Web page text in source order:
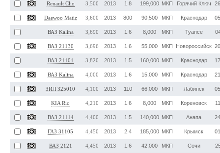
Renault Clio 3,500 2013 1.8 199,000 МКП Горячий Ключ
Daewoo Matiz 3,600 2013 800 90,500 МКП Краснодар
ВАЗ Kalina 3,690 2013 1.6 8,000 МКП Туапсе
ВАЗ 21130 3,696 2013 1.6 55,000 МКП Новороссийск
ВАЗ 21101 3,820 2013 1.5 160,000 МКП Краснодар
ВАЗ Kalina 4,000 2013 1.6 15,000 МКП Краснодар
ЗИЛ 325010 4,100 2013 110 66,000 МКП Лабинск
KIA Rio 4,210 2013 1.6 8,000 МКП Кореновск
ВАЗ 21114 4,400 2013 1.5 140,000 МКП Анапа
ГАЗ 31105 4,450 2013 2.4 185,000 МКП Крымск
ВАЗ 2121 4,450 2013 1.6 42,000 МКП Сочи